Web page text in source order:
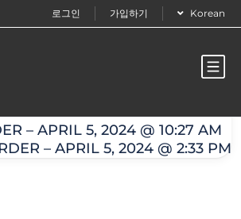
로그인 가입하기 Korean
@ 2:32 pm
– APRIL 5, 2024 @ 10:27 AM
– APRIL 5, 2024 @ 2:33 PM